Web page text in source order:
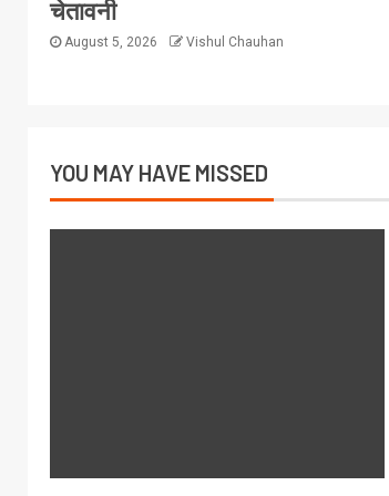
चेतावनी
August 5, 2026 Vishul Chauhan
YOU MAY HAVE MISSED